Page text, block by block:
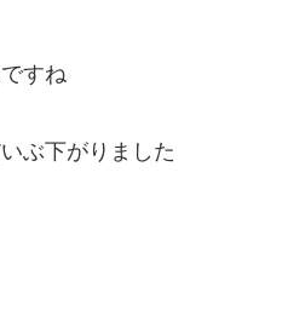
すね
ぶ下がりました